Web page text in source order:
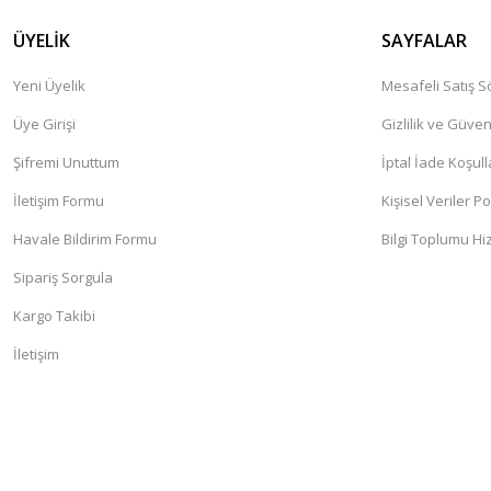
ÜYELİK
Yeni Üyelik
Üye Girişi
Şifremi Unuttum
İletişim Formu
Havale Bildirim Formu
Sipariş Sorgula
Kargo Takibi
İletişim
SAYFALAR
Mesafeli Satış
Gizlilik ve
İptal İade
Kişisel Veriler
Bilgi Toplumu